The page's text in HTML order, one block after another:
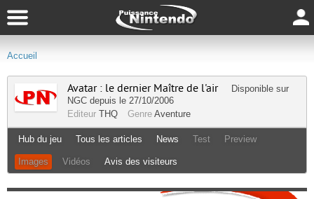
Accueil
Avatar : le dernier Maître de l'air
Disponible sur
NGC depuis le 27/10/2006
Editeur THQ Genre Aventure
Hub du jeu Tous les articles News Test Preview
Images Vidéos Avis des visiteurs